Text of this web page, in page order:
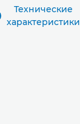
Технические
характеристики